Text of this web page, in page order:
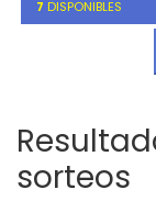
7 DISPONIBLES
sorteos